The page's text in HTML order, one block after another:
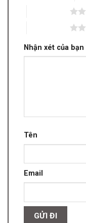
Nhận xét của bạn
Tên
Email